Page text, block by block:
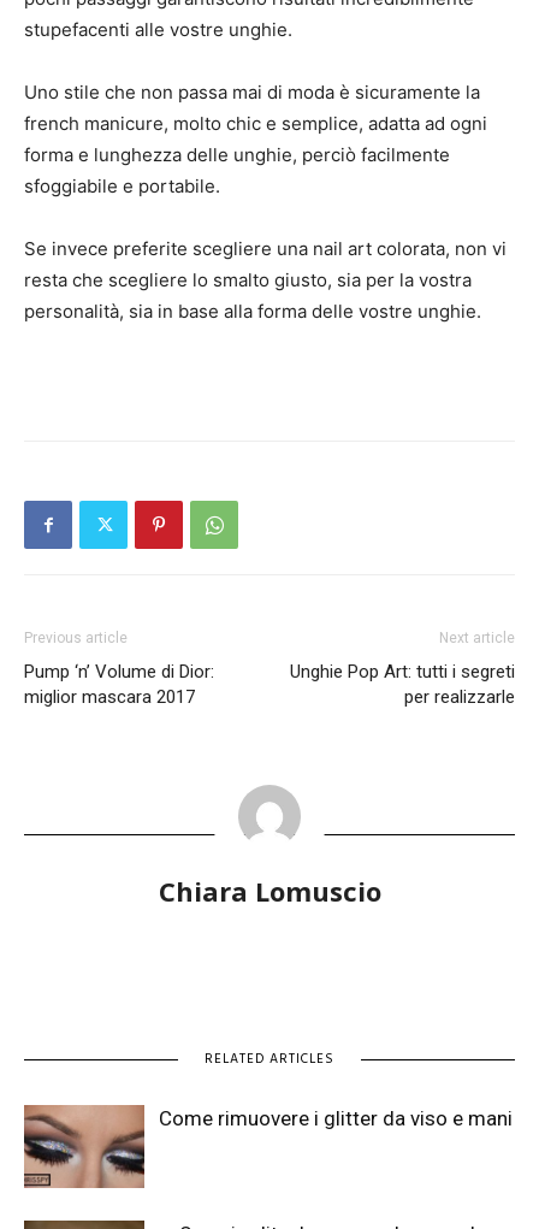
stupefacenti alle vostre unghie.
Uno stile che non passa mai di moda è sicuramente la
french manicure, molto chic e semplice, adatta ad ogni
forma e lunghezza delle unghie, perciò facilmente
sfoggiabile e portabile.
Se invece preferite scegliere una nail art colorata, non vi
resta che scegliere lo smalto giusto, sia per la vostra
personalità, sia in base alla forma delle vostre unghie.
Previous article
Pump ‘n’ Volume di Dior:
miglior mascara 2017
Next article
Unghie Pop Art: tutti i segreti
per realizzarle
Chiara Lomuscio
RELATED ARTICLES
Come rimuovere i glitter da viso e mani